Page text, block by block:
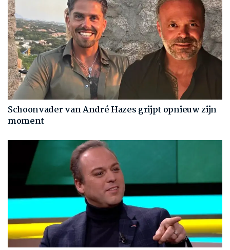
Schoonvader van André Hazes grijpt opnieuw zijn
moment